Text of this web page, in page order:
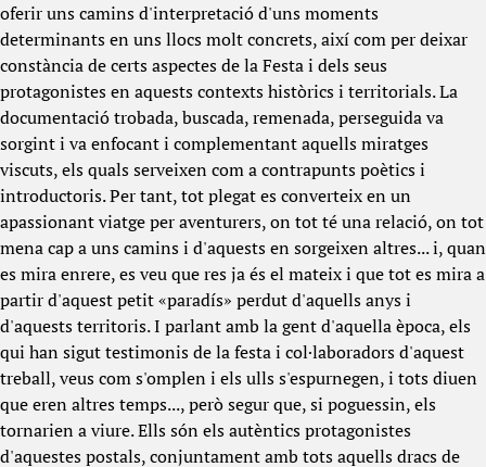
oferir uns camins d'interpretació d'uns moments
determinants en uns llocs molt concrets, així com per deixar
constància de certs aspectes de la Festa i dels seus
protagonistes en aquests contexts històrics i territorials. La
documentació trobada, buscada, remenada, perseguida va
sorgint i va enfocant i complementant aquells miratges
viscuts, els quals serveixen com a contrapunts poètics i
introductoris. Per tant, tot plegat es converteix en un
apassionant viatge per aventurers, on tot té una relació, on tot
mena cap a uns camins i d'aquests en sorgeixen altres... i, quan
es mira enrere, es veu que res ja és el mateix i que tot es mira a
partir d'aquest petit «paradís» perdut d'aquells anys i
d'aquests territoris. I parlant amb la gent d'aquella època, els
qui han sigut testimonis de la festa i col·laboradors d'aquest
treball, veus com s'omplen i els ulls s'espurnegen, i tots diuen
que eren altres temps..., però segur que, si poguessin, els
tornarien a viure. Ells són els autèntics protagonistes
d'aquestes postals, conjuntament amb tots aquells dracs de